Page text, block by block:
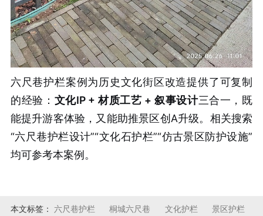
六尺巷护栏案例为历史文化街区改造提供了可复制
的经验： 文化IP + 材质工艺 + 叙事设计三合一，既
能提升游客体验，又能助推景区创A升级。相关搜索
“六尺巷护栏设计”“文化石护栏”“仿古景区防护设施”
均可参考本案例。
本文标签： 六尺巷护栏 桐城六尺巷 文化护栏
景区护栏